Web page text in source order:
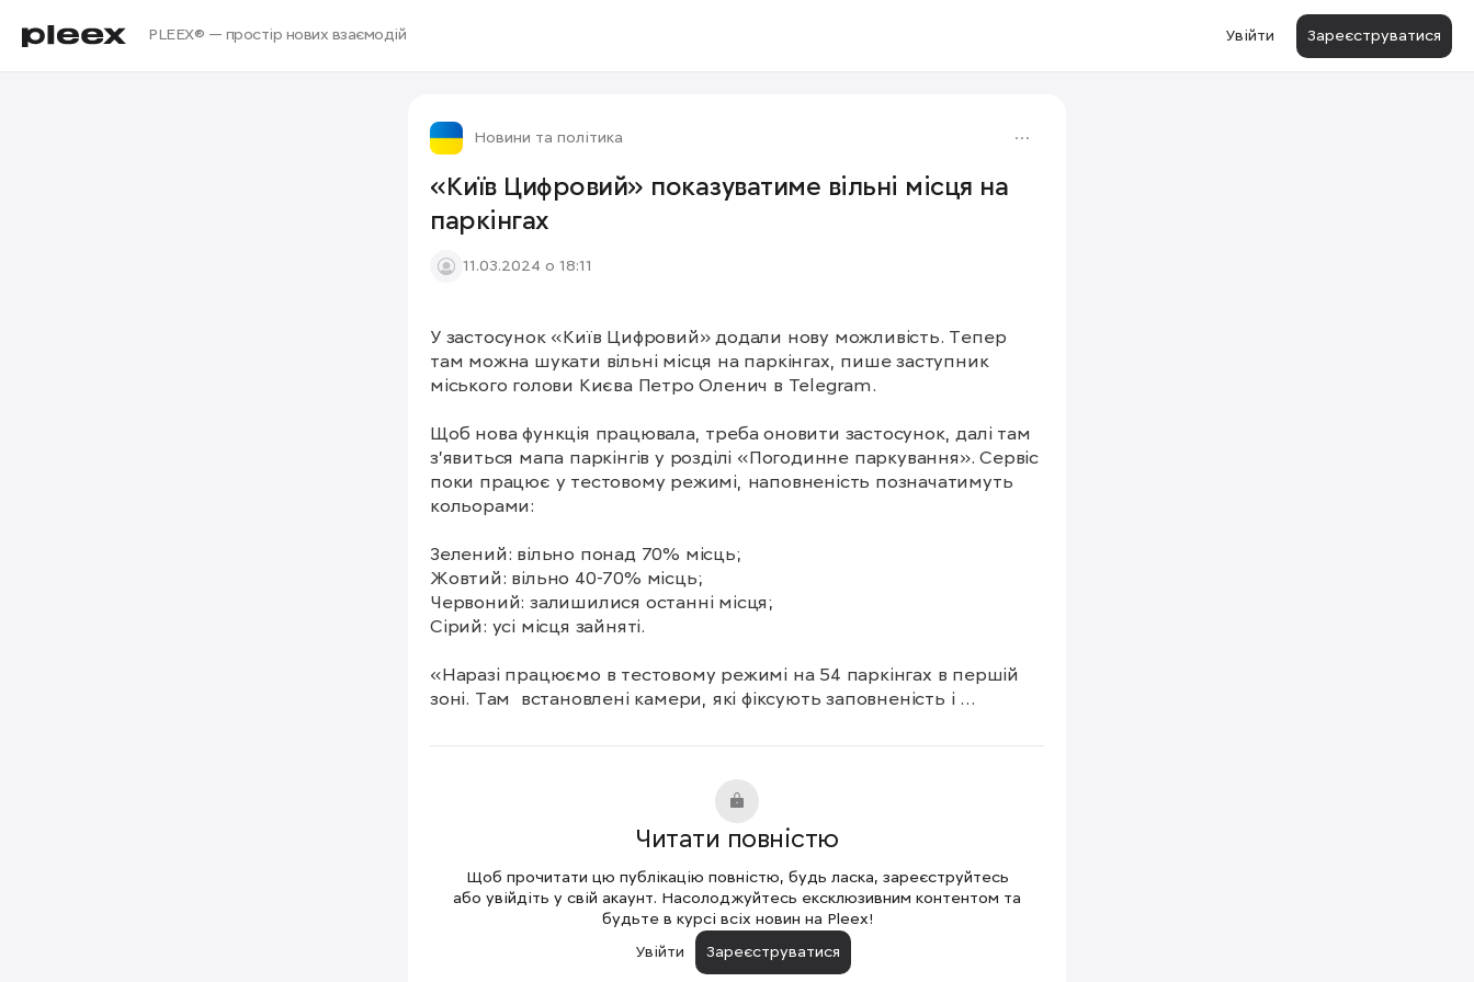
PLEEX® — простір нових взаємодій Увійти Зареєструватися
Новини та політика
«Київ Цифровий» показуватиме вільні місця на
паркінгах
11.03.2024 о 18:11
У застосунок «Київ Цифровий» додали нову можливість. Тепер
там можна шукати вільні місця на паркінгах, пише заступник
міського голови Києва Петро Оленич в Telegram.
Щоб нова функція працювала, треба оновити застосунок, далі там
з’явиться мапа паркінгів у розділі «Погодинне паркування». Сервіс
поки працює у тестовому режимі, наповненість позначатимуть
кольорами:
Зелений: вільно понад 70% місць;
Жовтий: вільно 40-70% місць;
Червоний: залишилися останні місця;
Сірий: усі місця зайняті.
«Наразі працюємо в тестовому режимі на 54 паркінгах в першій
зоні. Там  встановлені камери, які фіксують заповненість і
Читати повністю
Щоб прочитати цю публікацію повністю, будь ласка, зареєструйтесь
або увійдіть у свій акаунт. Насолоджуйтесь ексклюзивним контентом та
будьте в курсі всіх новин на Pleex!
Увійти
Зареєструватися